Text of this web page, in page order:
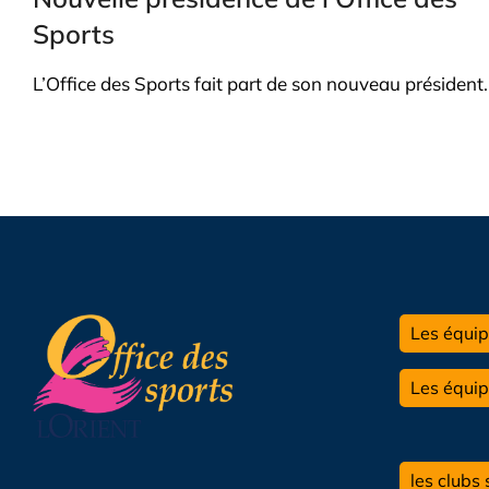
Sports
L’Office des Sports fait part de son nouveau président.
Les
Les
les clubs